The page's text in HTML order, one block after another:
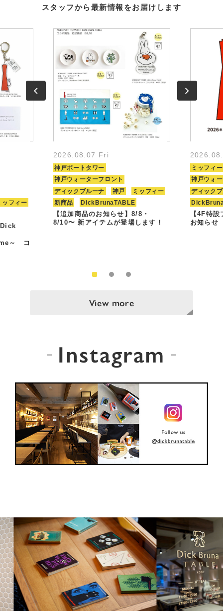
スタッフから最新情報をお届けします
ッフィー
～ コ
2026.08.07 Fri
神戸ポートタワー
神戸ウォーターフロント
ディックブルーナ
神戸
ミッフィー
新商品
DickBrunaTABLE
【追加商品のお知らせ】8/8・
8/10〜 新アイテムが登場します！
ミッフィー
神戸ウォ
ディック
【4F特
お知らせ
View more
Instagram